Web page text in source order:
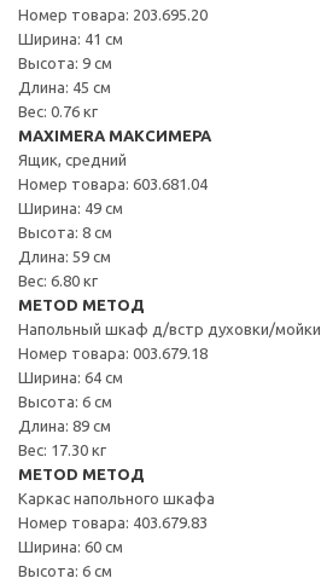
Номер товара: 203.695.20
Ширина: 41 см
Высота: 9 см
Длина: 45 см
Вес: 0.76 кг
MAXIMERA МАКСИМЕРА
Ящик, средний
Номер товара: 603.681.04
Ширина: 49 см
Высота: 8 см
Длина: 59 см
Вес: 6.80 кг
METOD МЕТОД
Напольный шкаф д/встр духовки/мойки
Номер товара: 003.679.18
Ширина: 64 см
Высота: 6 см
Длина: 89 см
Вес: 17.30 кг
METOD МЕТОД
Каркас напольного шкафа
Номер товара: 403.679.83
Ширина: 60 см
Высота: 6 см